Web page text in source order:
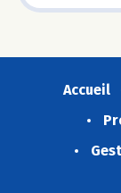
Accueil